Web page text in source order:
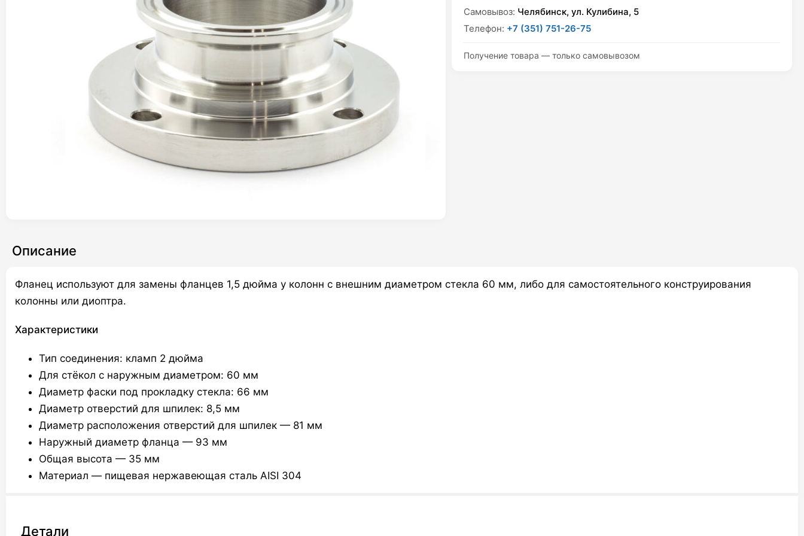
Самовывоз: Челябинск, ул. Кулибина, 5
Телефон: +7 (351) 751-26-75
Получение товара — только самовывозом
Описание
Фланец используют для замены фланцев 1,5 дюйма у колонн с внешним диаметром стекла 60 мм, либо для самостоятельного конструирования
колонны или диоптра.
Характеристики
Тип соединения: кламп 2 дюйма
Для стёкол с наружным диаметром: 60 мм
Диаметр фаски под прокладку стекла: 66 мм
Диаметр отверстий для шпилек: 8,5 мм
Диаметр расположения отверстий для шпилек — 81 мм
Наружный диаметр фланца — 93 мм
Общая высота — 35 мм
Материал — пищевая нержавеющая сталь AISI 304
Детали